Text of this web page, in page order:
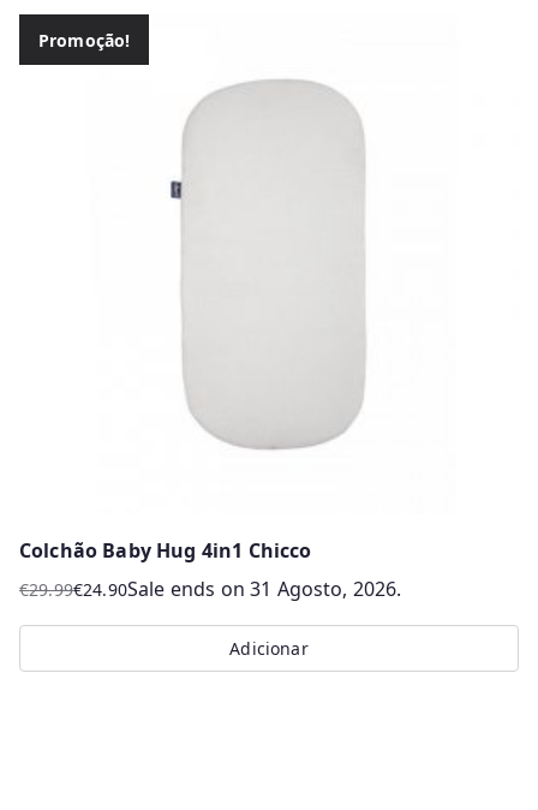
Promoção!
Colchão Baby Hug 4in1 Chicco
€29.99
O
preço
€24.90
O
preço
Sale ends on 31 Agosto, 2026.
Adicionar